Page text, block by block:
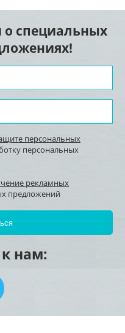
специальных
персональных
персональных
рекламных
предложений
нам: